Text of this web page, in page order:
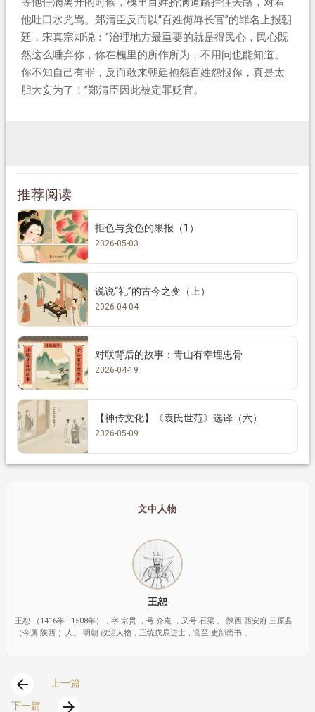
他吐口水咒骂。郑清臣反而以“百姓侮辱长官”的罪名上报朝
廷，宋真宗却说：“治理地方最重要的就是得民心，民心既
然这么唾弃你，你在槐里的所作所为，不用问也能知道。
你不知自己有罪，反而敢来朝廷抱怨百姓怨恨你，真是太
胆大妄为了！”郑清臣因此被定罪贬官。
推荐阅读
拒色与贪色的果报（1）
2026-05-03
说说“礼”的古今之变（上）
2026-04-04
对联背后的故事：青山有幸埋忠骨
2026-04-19
【神传文化】《袁氏世范》选译（六）
2026-05-09
文中人物
王恕
王恕 （1416年—1508年），字 宗贯 ，号 介庵 ，又号 石渠 。 陕西 西安府 三原县
（今属 陕西 ）人。 明朝 政治人物，正统戊辰进士，官至 吏部尚书 。
arrow_back
上一篇
下一篇
arrow_forward